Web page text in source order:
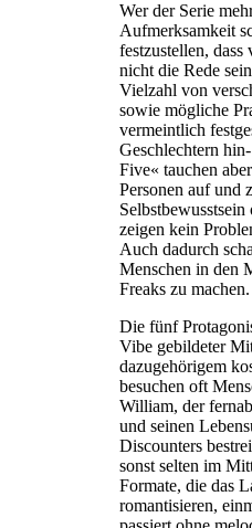
Wer der Serie
Aufmerksamkeit
festzustellen,
nicht die Rede
Vielzahl von
sowie mögliche
vermeintlich
Geschlechtern
Five« tauchen
Personen auf und
zeigen kein
Auch dadurch
Menschen in den
Freaks zu machen.
Die fünf
Vibe gebildeter
dazugehörigem
besuchen oft
William, der
und seinen
Discounters
sonst selten im
Formate, die das
romantisieren,